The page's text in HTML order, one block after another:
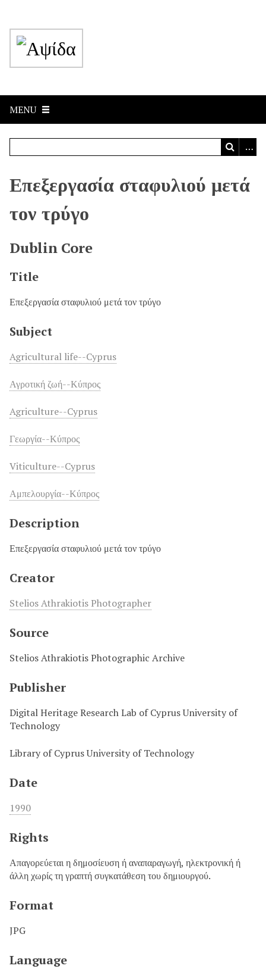
MENU
Επεξεργασία σταφυλιού μετά
τον τρύγο
Dublin Core
Title
Επεξεργασία σταφυλιού μετά τον τρύγο
Subject
Agricultural life--Cyprus
Αγροτική ζωή--Κύπρος
Agriculture--Cyprus
Γεωργία--Κύπρος
Viticulture--Cyprus
Αμπελουργία--Κύπρος
Description
Επεξεργασία σταφυλιού μετά τον τρύγο
Creator
Stelios Athrakiotis Photographer
Source
Stelios Athrakiotis Photographic Archive
Publisher
Digital Heritage Research Lab of Cyprus University of
Technology
Library of Cyprus University of Technology
Date
1990
Rights
Απαγορεύεται η δημοσίευση ή αναπαραγωγή, ηλεκτρονική ή
άλλη χωρίς τη γραπτή συγκατάθεση του δημιουργού.
Format
JPG
Language